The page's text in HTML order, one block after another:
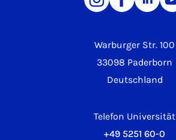
Warburger Str. 100
33098 Paderborn
Deutschland
Telefon Universität
+49 5251 60-0